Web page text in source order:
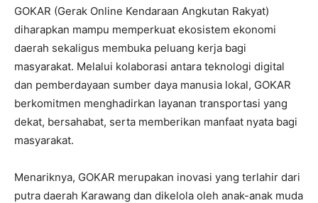
GOKAR (Gerak Online Kendaraan Angkutan Rakyat)
diharapkan mampu memperkuat ekosistem ekonomi
daerah sekaligus membuka peluang kerja bagi
masyarakat. Melalui kolaborasi antara teknologi digital
dan pemberdayaan sumber daya manusia lokal, GOKAR
berkomitmen menghadirkan layanan transportasi yang
dekat, bersahabat, serta memberikan manfaat nyata bagi
masyarakat.
Menariknya, GOKAR merupakan inovasi yang terlahir dari
putra daerah Karawang dan dikelola oleh anak-anak muda